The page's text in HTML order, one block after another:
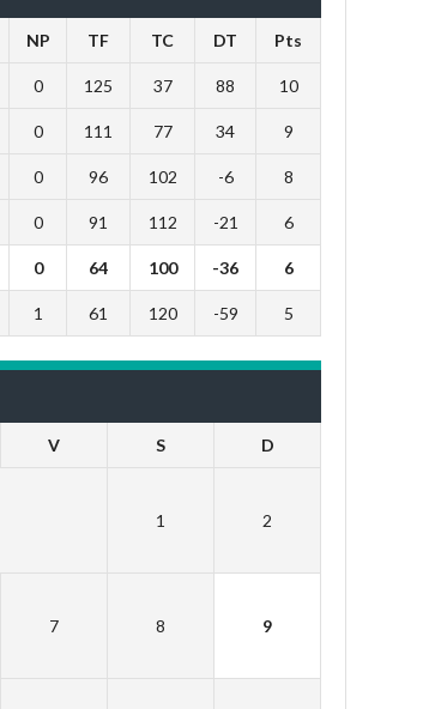
NP TF TC DT Pts
0 125 37 88 10
0 111 77 34 9
0 96 102 -6 8
0 91 112 -21 6
0 64 100 -36 6
1 61 120 -59 5
V S D
1 2
7 8 9